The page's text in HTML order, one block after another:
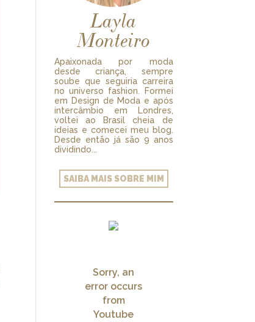
Layla
Monteiro
Apaixonada por moda
desde criança, sempre
soube que seguiria carreira
no universo fashion. Formei
em Design de Moda e após
intercâmbio em Londres,
voltei ao Brasil cheia de
ideias e comecei meu blog.
Desde então já são 9 anos
dividindo...
SAIBA MAIS SOBRE MIM
Sorry, an
error occurs
from
Youtube